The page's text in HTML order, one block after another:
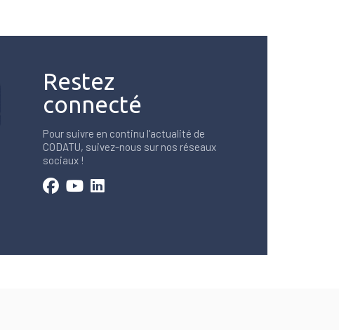
Restez
connecté
Pour suivre en continu l'actualité de
CODATU, suivez-nous sur nos réseaux
sociaux !